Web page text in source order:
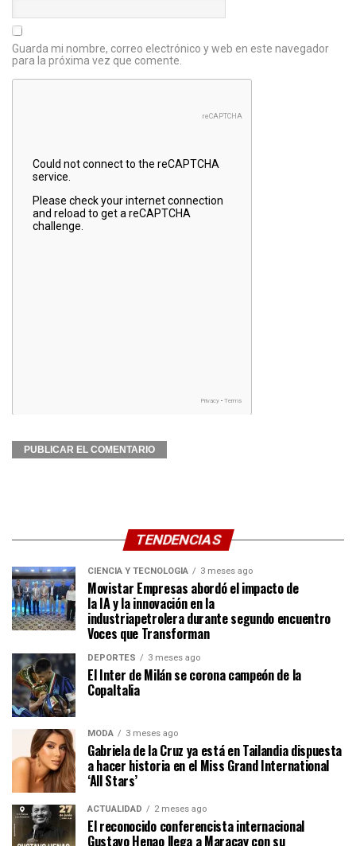
Guarda mi nombre, correo electrónico y web en este navegador
para la próxima vez que comente.
TENDENCIAS
CIENCIA Y TECNOLOGÍA 3 meses ago
Movistar Empresas abordó el impacto de
la IA y la innovación en la
industriapetrolera durante segundo encuentro
Voces que Transforman
DEPORTES 3 meses ago
El Inter de Milán se corona campeón de la
CopaItalia
MODA 3 meses ago
Gabriela de la Cruz ya está en Tailandia dispuesta
a hacer historia en el Miss Grand International
‘All Stars’
ACTUALIDAD 2 meses ago
El reconocido conferencista internacional
Gustavo Henao llega a Maracay con su